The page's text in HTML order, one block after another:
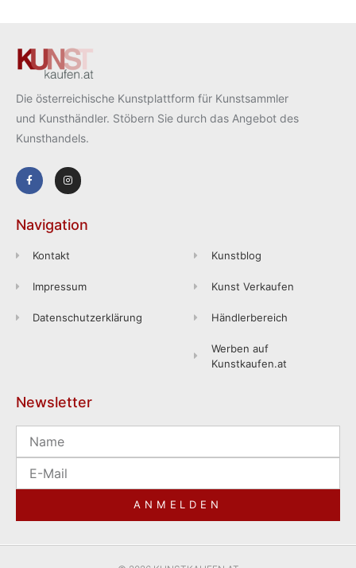
Die österreichische Kunstplattform für Kunstsammler
und Kunsthändler. Stöbern Sie durch das Angebot des
Kunsthandels.
Navigation
Kontakt
Impressum
Datenschutzerklärung
Kunstblog
Kunst Verkaufen
Händlerbereich
Werben auf
Kunstkaufen.at
Newsletter
ANMELDEN